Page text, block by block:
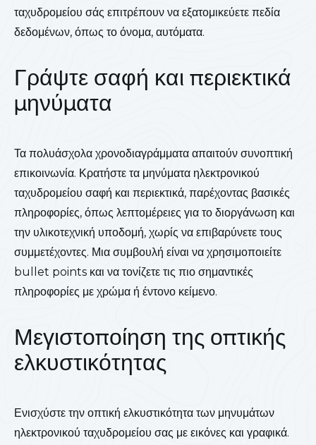
ταχυδρομείου σάς επιτρέπουν να εξατομικεύετε πεδία
δεδομένων, όπως το όνομα, αυτόματα.
Γράψτε σαφή και περιεκτικά
μηνύματα
Τα πολυάσχολα χρονοδιαγράμματα απαιτούν συνοπτική
επικοινωνία. Κρατήστε τα μηνύματα ηλεκτρονικού
ταχυδρομείου σαφή και περιεκτικά, παρέχοντας βασικές
πληροφορίες, όπως λεπτομέρειες για το διοργάνωση και
την υλικοτεχνική υποδομή, χωρίς να επιβαρύνετε τους
συμμετέχοντες. Μια συμβουλή είναι να χρησιμοποιείτε
bullet points και να τονίζετε τις πιο σημαντικές
πληροφορίες με χρώμα ή έντονο κείμενο.
Μεγιστοποίηση της οπτικής
ελκυστικότητας
Ενισχύστε την οπτική ελκυστικότητα των μηνυμάτων
ηλεκτρονικού ταχυδρομείου σας με εικόνες και γραφικά.